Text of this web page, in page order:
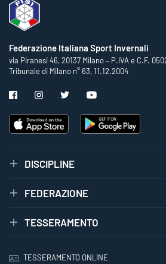
Federazione Italiana Sport Invernali
via Piranesi 46, 20137 Milano – P.IVA e C.F.
Tribunale di Milano n° 63, 11.12.2004
DISCIPLINE
FEDERAZIONE
TESSERAMENTO
TESSERAMENTO ONLINE